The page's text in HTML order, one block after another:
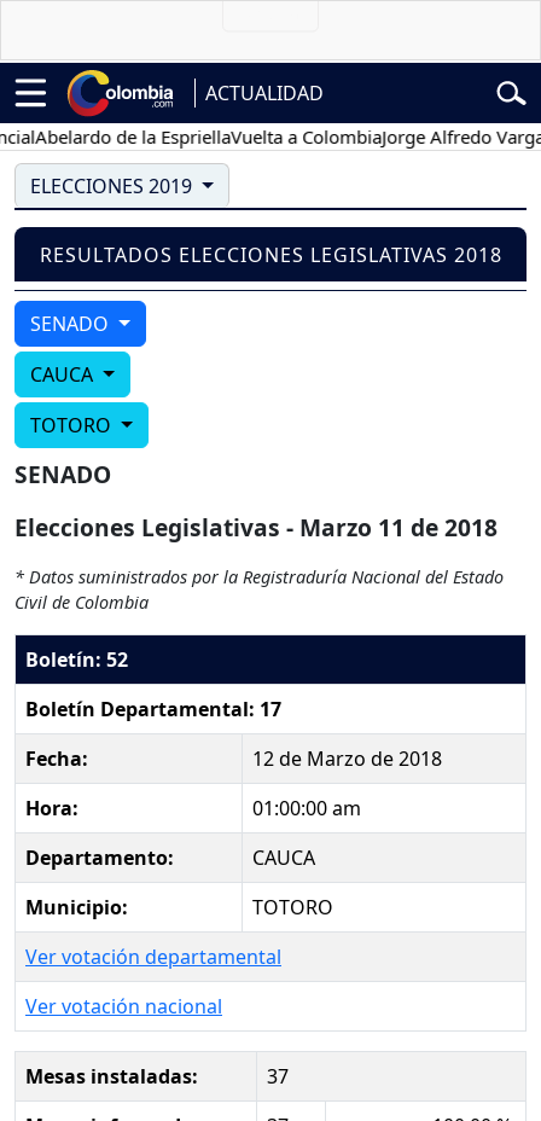
ACTUALIDAD
Abelardo de la EspriellaVuelta a ColombiaJorge Alfredo Vargas
ELECCIONES 2019
RESULTADOS ELECCIONES LEGISLATIVAS 2018
SENADO
CAUCA
TOTORO
SENADO
Elecciones Legislativas - Marzo 11 de 2018
* Datos suministrados por la Registraduría Nacional del Estado
Civil de Colombia
Boletín: 52
Boletín Departamental: 17
Fecha:
12 de Marzo de 2018
Hora:
01:00:00 am
Departamento:
CAUCA
Municipio:
TOTORO
Ver votación departamental
Ver votación nacional
Mesas instaladas:
37